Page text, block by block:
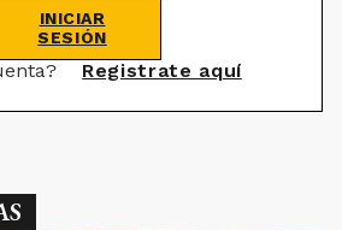
INICIAR
SESIÓN
Registrate aquí